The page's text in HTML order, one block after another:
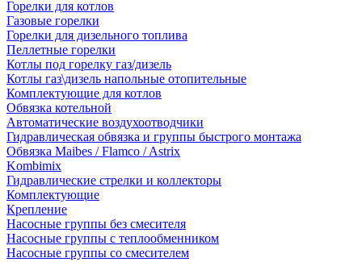
Горелки для котлов
Газовые горелки
Горелки для дизельного топлива
Пеллетные горелки
Котлы под горелку газ/дизель
Котлы газ\дизель напольные отопительные
Комплектующие для котлов
Обвязка котельной
Автоматические воздухоотводчики
Гидравлическая обвязка и группы быстрого монтажа
Обвязка Maibes / Flamco / Astrix
Kombimix
Гидравлические стрелки и коллекторы
Комплектующие
Крепление
Насосные группы без смесителя
Насосные группы с теплообменником
Насосные группы со смесителем